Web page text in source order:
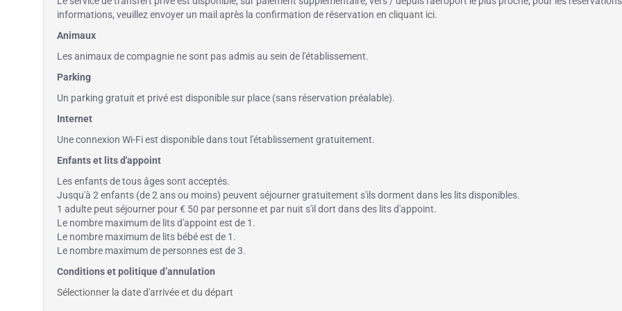
informations, veuillez envoyer un mail après la confirmation de réservation en cliquant ici.
Animaux
Les animaux de compagnie ne sont pas admis au sein de l'établissement.
Parking
Un parking gratuit et privé est disponible sur place (sans réservation préalable).
Internet
Une connexion Wi-Fi est disponible dans tout l'établissement gratuitement.
Enfants et lits d'appoint
Les enfants de tous âges sont acceptés.
Jusqu'à 2 enfants (de 2 ans ou moins) peuvent séjourner gratuitement s'ils dorment dans les lits disponibles.
1 adulte peut séjourner pour € 50 par personne et par nuit s'il dort dans des lits d'appoint.
Le nombre maximum de lits d'appoint est de 1.
Le nombre maximum de lits bébé est de 1.
Le nombre maximum de personnes est de 3.
Conditions et politique d’annulation
Sélectionner la date d'arrivée et du départ